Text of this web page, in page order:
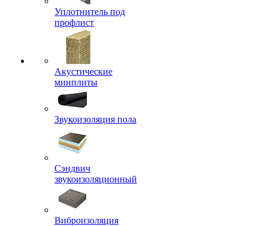
Уплотнитель под
профлист
Акустические
минплиты
Звукоизоляция пола
Сэндвич
звукоизоляционный
Виброизоляция